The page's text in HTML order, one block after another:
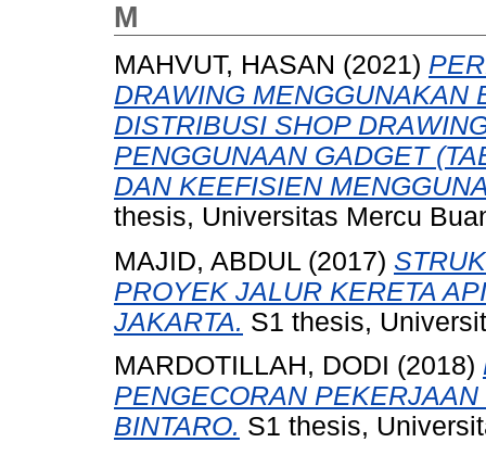
M
MAHVUT, HASAN (2021)
DRAWING MENGGUNAKAN
DISTRIBUSI SHOP
PENGGUNAAN GADGET
DAN KEEFISIEN
thesis, Universitas Mercu
MAJID, ABDUL (2017)
PROYEK JALUR KERETA
JAKARTA. S1 thesis,
MARDOTILLAH, DODI (2018)
PENGECORAN
BINTARO. S1 thesis,